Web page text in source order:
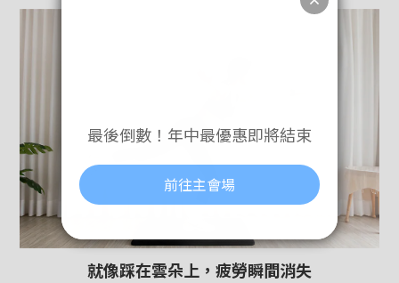
就像踩在雲朵上，疲勞瞬間消失